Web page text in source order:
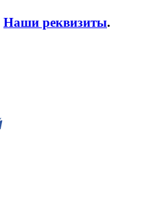
Наши реквизиты.